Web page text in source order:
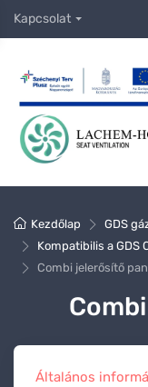
Kapcsolat
Kezdőlap GDS
Kompatibilis a GDS
Combi jelerősítő
Általános